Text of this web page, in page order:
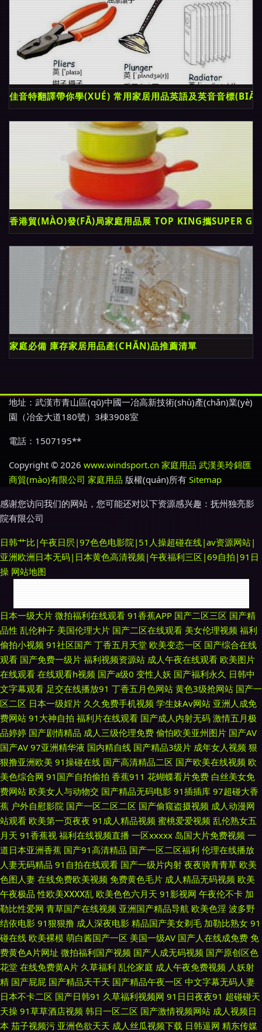
佳音特翻譯帶你學(XUÉ) 常用家居用品英語及英音音標
香港貿(MÀO)發(FĀ)局家庭用品展 TOP KING攜SUPER
家庭必備 庫存家居用品產(CHǍN)品推薦清單
地址：武漢市青山區(qū)中國一冶高新技術(shù)產(chǎn)業(yè)
園（冶金大道180號）3棟3908室
電話：1507195**
Copyright © 2026 www.windsport.cn 家庭用品 武漢美玲錦匯
商貿(mào)有限公司 家庭用品 版權(quán)所有 Sitemap
感谢您访问我们的网站，您可能还对以下资源感兴趣：抚州独亮影
院有限公司
日韩艹比|午夜日屄|97色色电影院|51人操超碰在线|av资源网站|
亚洲欧洲日本无码|日本黄色高清视频|午夜福利三区|69自拍|91日
操 网站地图
91综合娱乐 wwwA片 五月瑟瑟夜夜 51麻豆传媒 久久伊人av 99插逼王 精品
素人 午夜日韩A片 操操超碰 伊人99大香蕉 91视频进入网页 国产日韩操逼
91人妻人人干 日韩肏屄一线天 国产精品传媒久久 免费观看91网站 欧美成人
www 色色的天堂 91综合日韩蜜桃 豆花成人在线 日韩色网址 91的美女视频
91啦国产剧情 国产美女 日韩另类色图 国产成色免费在线 91试看 91视频按
摩 欧美草逼网 91极速视频 国产美女自在线 99热超碰免费 另类爱爱 日韩图
区 日本色站 亚州色图20p 人妖tsav 听听深爱激情网 日本黄123区 伊人大香
蕉网 avtt久久天堂 三级黄色视频 超碰人人爱人人 不卡久久 亚洲性爱福利导
航 超碰日韩 日韩美女电影 欧美无毒在线 人妻绯色入口 91色搞 日韩一区 91
婷婷西瓜 青娱乐青娱乐54 影音先锋欧美四级 麻豆有码视频 91视频在线观 成
人A级网站 亚州色区 99超碰精品 精品大香蕉伊人 91在线破处 三级片试看
91狼友社 黄色片青青草 97视频精品 www变态天堂 麻豆专区 狼窝AV专区 精
品中文在线 97人人舔 岛国毛片在线观看 黄色激情久久 日本免费A∨ 午夜天
堂影院 欧美岛国网站 91页免费视频 91社区在线视频 日日曹干 福利在线aa
日本一级大片 微拍福利在线观看 91香蕉APP 国产二区三区 国产精
品性 乱伦种子 美国伦理大片 国产二区在线观看 美女伦理视频 福利
偷拍小视频 91社区国产 丁香五月天堂 欧美变态一区 国产综合在线
观看 国产免费一级片 福利视频资源站 成人午夜在线观看 欧美图片
在线观看 在线观看h视频 国产a级0 变性人妖 国产福利永久 日韩中
文字幕观看 足交在线播放91 丁香五月色网站 黄色3级抢网站 国产一
区二区 日本一级婬片 久久免费手机视频 学生妹Av网站 亚洲人成免
费网站 91大神自拍 福利片在线观看 国产成人内射无码 激情五月极
品婷婷 国产剧情精品 成人三级伦理免费 偷怕欧美亚州图片 国产AV
国产AV 97亚洲精华液 国内精自线 国产精品3级片 成年女人视频 狠
狠撸亚洲欧美 91操碰在线 国产高清精品二区 国产欧美在线视频 欧
美色综合网 91国产自拍偷拍 香蕉911 花蝴蝶看片免费 白丝美女免
费网站 欧美女人与动物交 国产精品无码电影 91插插库 97超碰大香
蕉 户外自慰影院 国产一区二区二区 国产偷窥盗摄视频 成人动漫网
站观看 欧美第一页夜夜 91成人精品视频 蜜桃爱爱视频 乱伦熟女五
月天 91香蕉视 福利在线视频直播 一区xxxxx 岛国大片免费视频 一
道日本亚洲香蕉 国产91高清精品 国产一区二区福利 伦理在线播放
人妻无码精品 91自拍在线观看 国产一级片内射 夜夜骑青青草 欧美
色图人妻 在线免费欧美视频 免费黄色毛片 成人精品无码视频 欧美
午夜极品 性欧美ⅩⅩⅩⅩ乱 欧美色色六月天 91影视网 午夜伦不卡 加
勒比性爱网 青草国产在线视频 亚洲国产精品导航 欧美色淫 波多野
结依电影 91狠狠撸 成人深夜电影 精品国产美女剃毛 加勒比熟女 91
碰在线 欧美裸模 萌白酱国产一区 美国一级AV 国产人在线成免费 免
费黄色A片网址 微拍福利国产视频 国产人成无码视频 国产原创区色
花堂 在线免费黄A片 久草福利 乱伦家庭 成人午夜免费视频 人妖射
精 国产屁屁 国产精品天干天 国产精品午夜一区 中文字幕无码人妻
日本不卡二区 国产日韩91 久草福利视频网 91日日夜夜91 超碰碰天
天操 91草草酒店视频 韩日一区二区 国产激情视频网站 成人视频日
本 茄子视频污 亚洲色欲天天 成人丝瓜视频下载 日韩逼网 精东传媒